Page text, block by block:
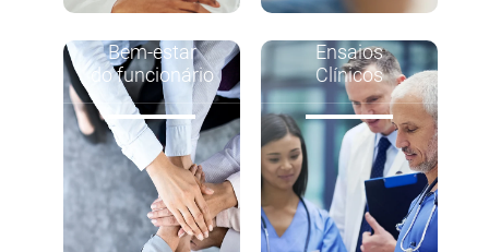
Bem-estar
do funcionário
Ensaios
Clínicos